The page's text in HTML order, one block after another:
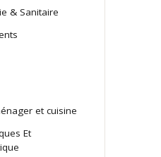
& Sanitaire
et cuisine
Et